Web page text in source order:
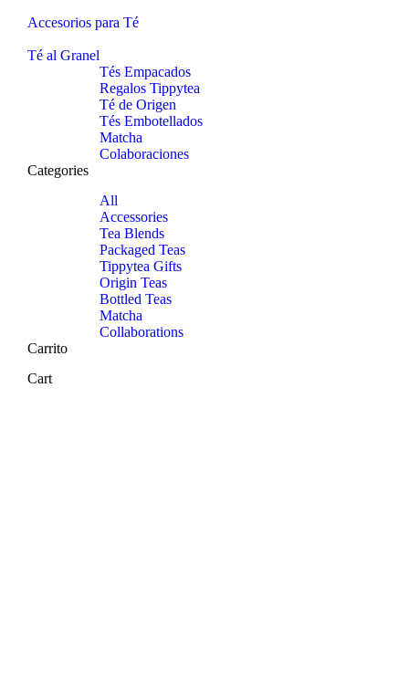
Accesorios para Té
Té al Granel
Tés Empacados
Regalos Tippytea
Té de Origen
Tés Embotellados
Matcha
Colaboraciones
Categories
All
Accessories
Tea Blends
Packaged Teas
Tippytea Gifts
Origin Teas
Bottled Teas
Matcha
Collaborations
Carrito
Cart